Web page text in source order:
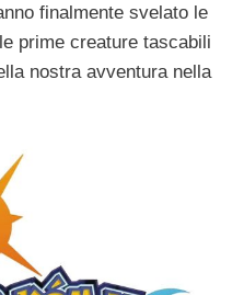
finalmente svelato le
prime creature tascabili
nostra avventura nella